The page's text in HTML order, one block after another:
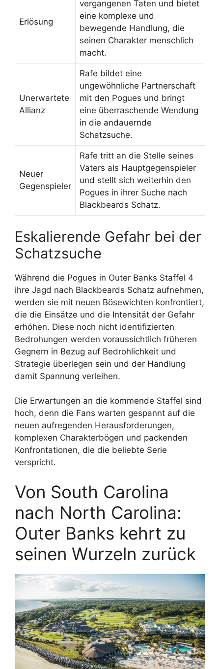
Erlösung
vergangenen Taten und bietet
eine komplexe und
bewegende Handlung, die
seinen Charakter menschlich
macht.
Unerwartete
Allianz
Rafe bildet eine
ungewöhnliche Partnerschaft
mit den Pogues und bringt
eine überraschende Wendung
in die andauernde
Schatzsuche.
Neuer
Gegenspieler
Rafe tritt an die Stelle seines
Vaters als Hauptgegenspieler
und stellt sich weiterhin den
Pogues in ihrer Suche nach
Blackbeards Schatz.
Eskalierende Gefahr bei der
Schatzsuche
Während die Pogues in Outer Banks Staffel 4
ihre Jagd nach Blackbeards Schatz aufnehmen,
werden sie mit neuen Bösewichten konfrontiert,
die die Einsätze und die Intensität der Gefahr
erhöhen. Diese noch nicht identifizierten
Bedrohungen werden voraussichtlich früheren
Gegnern in Bezug auf Bedrohlichkeit und
Strategie überlegen sein und der Handlung
damit Spannung verleihen.
Die Erwartungen an die kommende Staffel sind
hoch, denn die Fans warten gespannt auf die
neuen aufregenden Herausforderungen,
komplexen Charakterbögen und packenden
Konfrontationen, die die beliebte Serie
verspricht.
Von South Carolina
nach North Carolina:
Outer Banks kehrt zu
seinen Wurzeln zurück